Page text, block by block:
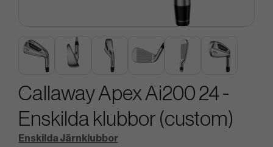
Callaway Apex Ai200 24 -
Enskilda klubbor (custom)
Enskilda Järnklubbor